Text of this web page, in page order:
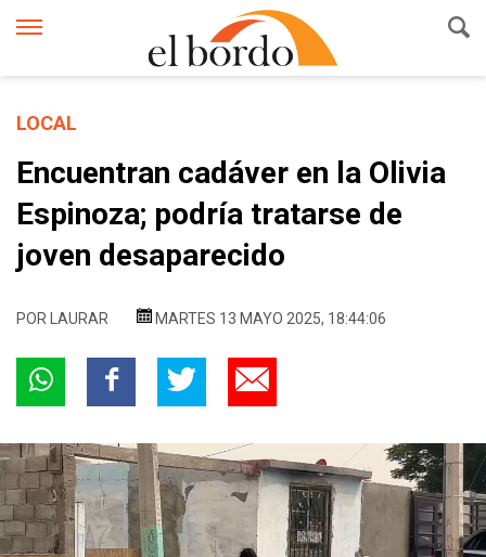
LOCAL
Encuentran cadáver en la Olivia
Espinoza; podría tratarse de
joven desaparecido
POR LAURAR MARTES 13 MAYO 2025, 18:44:06